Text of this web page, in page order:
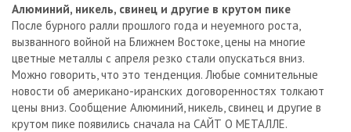
Алюминий, никель, свинец и другие в крутом пике
После бурного ралли прошлого года и неуемного роста,
вызванного войной на Ближнем Востоке, цены на многие
цветные металлы с апреля резко стали опускаться вниз.
Можно говорить, что это тенденция. Любые сомнительные
новости об американо-иранских договоренностях толкают
цены вниз. Сообщение Алюминий, никель, свинец и другие в
крутом пике появились сначала на САЙТ О МЕТАЛЛЕ.